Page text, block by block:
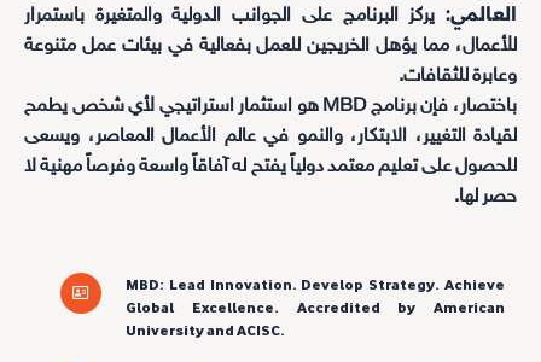
العالمي: يركز البرنامج على الجوانب الدولية والمتغيرة باستمرار
للأعمال، مما يؤهل الخريجين للعمل بفعالية في بيئات عمل متنوعة
وعابرة للثقافات.
باختصار، فإن برنامج MBD هو استثمار استراتيجي لأي شخص يطمح
لقيادة التغيير، الابتكار، والنمو في عالم الأعمال المعاصر، ويسعى
للحصول على تعليم معتمد دولياً يفتح له آفاقاً واسعة وفرصاً مهنية لا
حصر لها.
MBD: Lead Innovation. Develop Strategy. Achieve
Global Excellence. Accredited by American
University and ACISC.